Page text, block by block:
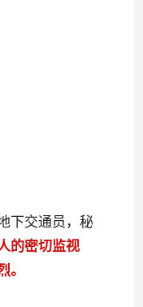
下交通员，秘
的密切监视
。